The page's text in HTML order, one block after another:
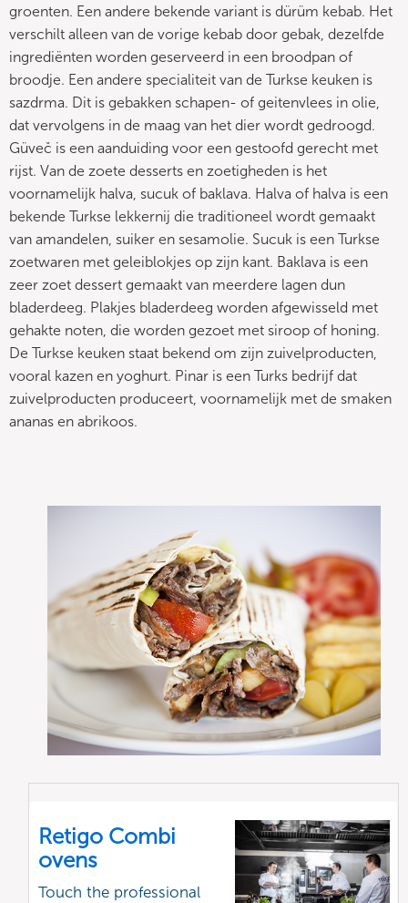
groenten. Een andere bekende variant is dürüm kebab. Het
verschilt alleen van de vorige kebab door gebak, dezelfde
ingrediënten worden geserveerd in een broodpan of
broodje. Een andere specialiteit van de Turkse keuken is
sazdrma. Dit is gebakken schapen- of geitenvlees in olie,
dat vervolgens in de maag van het dier wordt gedroogd.
Güveč is een aanduiding voor een gestoofd gerecht met
rijst. Van de zoete desserts en zoetigheden is het
voornamelijk halva, sucuk of baklava. Halva of halva is een
bekende Turkse lekkernij die traditioneel wordt gemaakt
van amandelen, suiker en sesamolie. Sucuk is een Turkse
zoetwaren met geleiblokjes op zijn kant. Baklava is een
zeer zoet dessert gemaakt van meerdere lagen dun
bladerdeeg. Plakjes bladerdeeg worden afgewisseld met
gehakte noten, die worden gezoet met siroop of honing.
De Turkse keuken staat bekend om zijn zuivelproducten,
vooral kazen en yoghurt. Pinar is een Turks bedrijf dat
zuivelproducten produceert, voornamelijk met de smaken
ananas en abrikoos.
Retigo Combi
ovens
Touch the professional